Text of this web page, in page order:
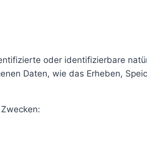
oder identifizierbare
Daten, wie das Erheben,